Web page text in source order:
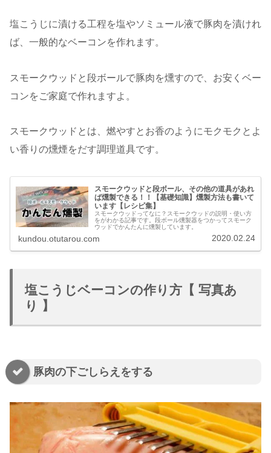
塩こうじに漬ける工程を塩やソミュール液で豚肉を漬けれ
ば、一般的なベーコンを作れます。
スモークウッドと段ボールで豚肉を燻すので、お安くベー
コンをご家庭で作れますよ。
スモークウッドとは、燃やすとお香のようにモクモクとよ
い香りの燻煙をだす調理道具です。
スモークウッドと段ボール、その他の道具があれ
ば燻製できる！！【基礎知識】燻製方法も書いて
います【レシピ集】
スモークウッドってなに？スモークウッドの説明・使い方
をがわかる記事です。段ボール燻製器をつかってスモーク
ウッドでかんたんに燻製しています。
kundou.otutarou.com 2020.02.24
塩こうじベーコンの作り方【 写真あ
り 】
豚肉の下ごしらえをする